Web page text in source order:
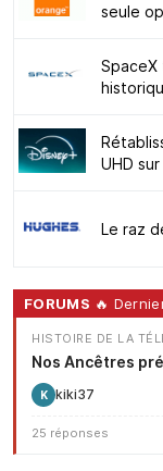
seule
UHD
Le raz
FORUMS 🔥
HISTOIRE DE LA
Nos Ancêtres
K kiki37
25 réponses